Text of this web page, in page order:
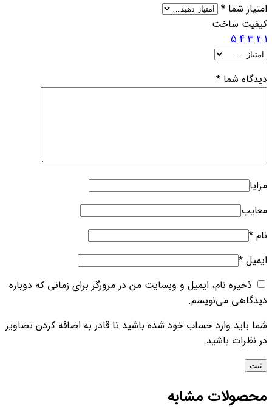
امتیاز شما *
کیفیت ساخت
1
2
3
4
5
دیدگاه شما *
مزایا
معایب
نام *
ایمیل *
ذخیره نام، ایمیل و وبسایت من در مرورگر برای زمانی که دوباره
دیدگاهی می‌نویسم.
شما باید وارد حساب خود شده باشید تا قادر به اضافه کردن تصاویر
در نظرات باشید.
محصولات مشابه